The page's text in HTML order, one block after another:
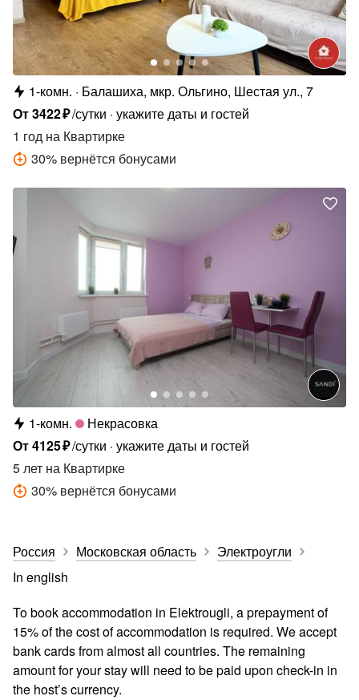
1-комн.
Балашиха, мкр. Ольгино, Шестая ул., 7
От3422₽/сутки укажите даты и гостей
1 год на Квартирке
30% вернётся бонусами
1-комн.
Некрасовка
От4125₽/сутки укажите даты и гостей
5 лет на Квартирке
30% вернётся бонусами
Россия Московская область
Электроугли
In english
To book accommodation in Elektrougli, a prepayment of
15% of the cost of accommodation is required. We accept
bank cards from almost all countries. The remaining
amount for your stay will need to be paid upon check-in in
the host’s currency.